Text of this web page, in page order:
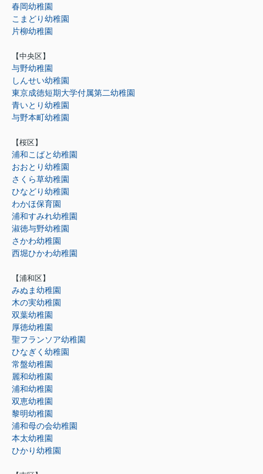
春岡幼稚園
こまどり幼稚園
片柳幼稚園
【中央区】
与野幼稚園
しんせい幼稚園
東京成徳短期大学付属第二幼稚園
青いとり幼稚園
与野本町幼稚園
【桜区】
浦和こばと幼稚園
おおとり幼稚園
さくら草幼稚園
ひなどり幼稚園
わかほ保育園
浦和すみれ幼稚園
淑徳与野幼稚園
さかわ幼稚園
西堀ひかわ幼稚園
【浦和区】
みぬま幼稚園
木の実幼稚園
双葉幼稚園
厚徳幼稚園
聖フランソア幼稚園
ひなぎく幼稚園
常盤幼稚園
麗和幼稚園
浦和幼稚園
双恵幼稚園
黎明幼稚園
浦和母の会幼稚園
本太幼稚園
ひかり幼稚園